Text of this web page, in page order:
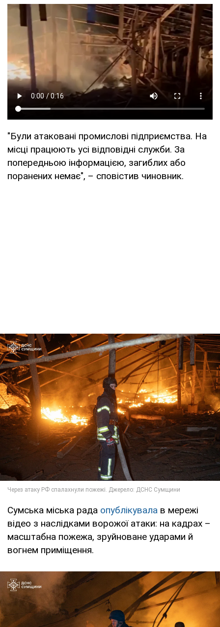
"Були атаковані промислові підприємства. На
місці працюють усі відповідні служби. За
попередньою інформацією, загиблих або
поранених немає", – сповістив чиновник.
Сумська міська рада опублікувала в мережі
відео з наслідками ворожої атаки: на кадрах –
масштабна пожежа, зруйноване ударами й
вогнем приміщення.